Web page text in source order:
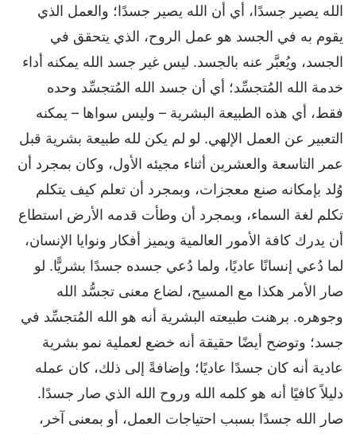
الله يصير جسدًا، أي أن الله يصير جسدًا؛ والعمل الذي
يقوم به في الجسد هو عمل الروح، الذي يتحقق في
الجسد، ويُعبَّر عنه بالجسد. ليس غير جسد الله يمكنه أداء
خدمة الله المُتجسِّد؛ أي أن جسد الله المُتجسِّد وحده
فقط، أي هذه الطبيعة البشرية – وليس سواها – يمكنه
التعبير عن العمل الإلهي. لو لم يكن لله طبيعة بشرية قبل
عمر التاسعة والعشرين أثناء مجيئه الأول، وكان بمجرد أن
وُلد بإمكانه صنع معجزات، وبمجرد أن تعلم كيف يتكلم
تكلم لغة السماء، وبمجرد أن وطأت قدمه الأرض استطاع
أن يدرك كافة الأمور العالمية ويميز أفكار ونوايا الإنسان،
لما دُعي إنسانًا عاديًا، ولما دُعي جسده جسدًا بشريًّا. لو
صار الأمر هكذا مع المسيح، لضاع معنى تجسُّد الله
وجوهره. برهنت طبيعته البشرية أنه هو الله المُتجسِّد في
جسد؛ وتوضح أيضًا حقيقة أنه خضع لعملية نمو بشرية
عادية أنه كان جسدًا عاديًا؛ وإضافةً إلى ذلك، كان عمله
دليلاً كافيًا أنه هو كلمه الله وروح الله الذي صار جسدًا.
صار الله جسدًا بسبب احتياجات العمل، أو بمعنى آخر،